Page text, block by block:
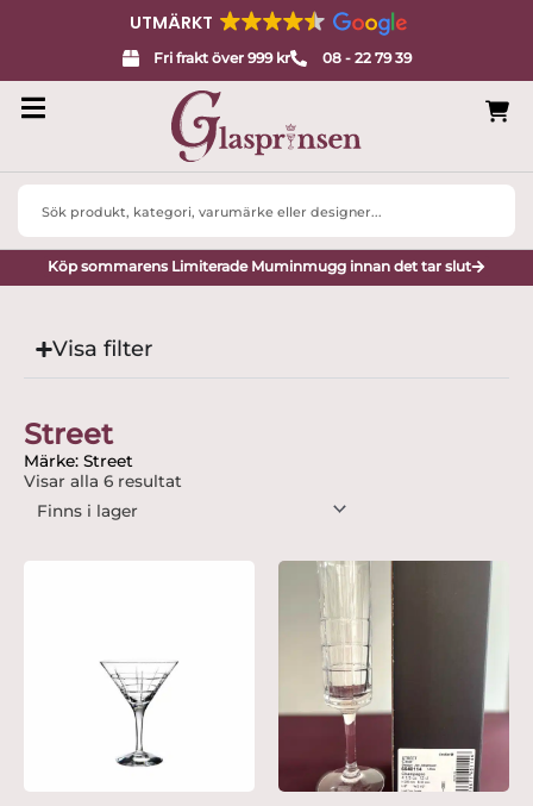
UTMÄRKT
Fri frakt över 999 kr 08 - 22 79 39
Search
Köp sommarens Limiterade Muminmugg innan det tar slut
Visa filter
Street
Märke: Street
Visar alla 6 resultat